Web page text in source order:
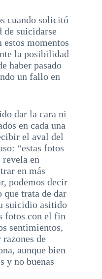
cuando solicitó
suicidarse
estos momentos
la posibilidad
haber pasado
un fallo en
dar la cara ni
en cada una
el aval del
“estas fotos
revela en
en más
podemos decir
que trata de dar
suicidio asitido
fotos con el fin
sentimientos,
de
aunque bien
y no buenas